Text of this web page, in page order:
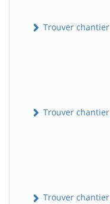
Trouver
Trouver
Trouver